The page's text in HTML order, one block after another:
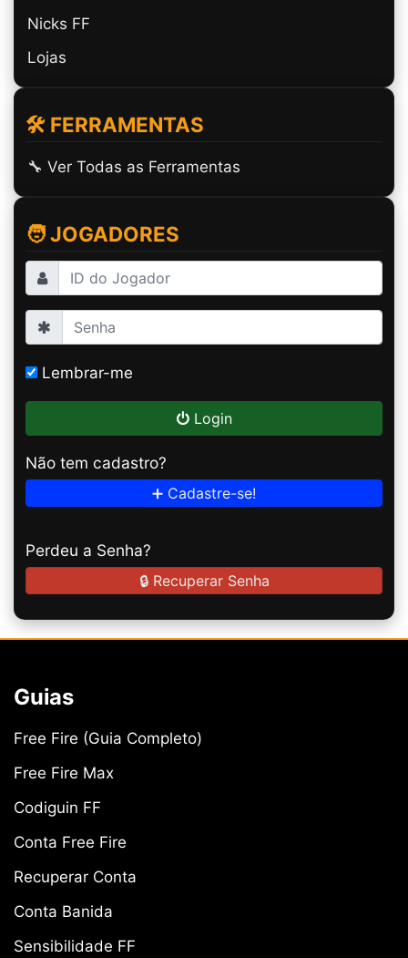
Nicks FF
Lojas
🛠️ FERRAMENTAS
🔧 Ver Todas as Ferramentas
🧑 JOGADORES
Lembrar-me
Login
Não tem cadastro?
➕ Cadastre-se!
Perdeu a Senha?
🔒 Recuperar Senha
Guias
Free Fire (Guia Completo)
Free Fire Max
Codiguin FF
Conta Free Fire
Recuperar Conta
Conta Banida
Sensibilidade FF